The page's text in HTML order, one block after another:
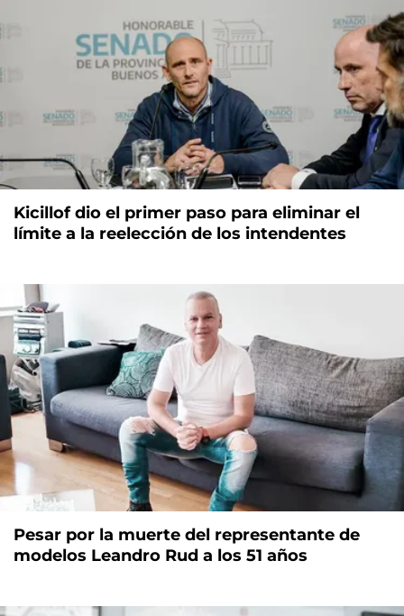
Kicillof dio el primer paso para eliminar el
límite a la reelección de los intendentes
Pesar por la muerte del representante de
modelos Leandro Rud a los 51 años